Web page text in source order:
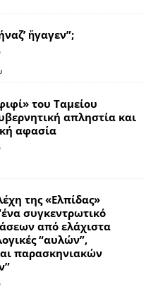
ἤγαγεν”;
του Ταμείου
απληστία και
αφασία
της «Ελπίδας»
συγκεντρωτικό
από ελάχιστα
“αυλών”,
παρασκηνιακών